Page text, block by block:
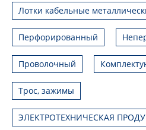
Лотки кабельные
Перфорированный
Проволочный
Трос, зажимы
ЭЛЕКТРОТЕХНИЧЕСКАЯ